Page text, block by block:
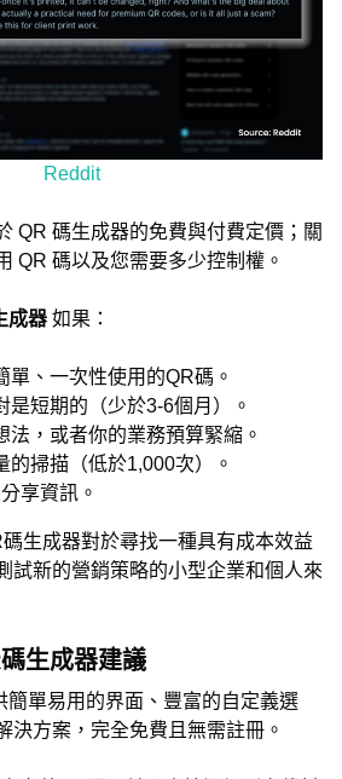
Reddit
QR 碼生成器的免費與付費定價；關
QR 碼以及您需要多少控制權。
成器 如果：
單、一次性使用的QR碼。
是短期的（少於3-6個月）。
法，或者你的業務預算緊縮。
的掃描（低於1,000次）。
享資訊。
生成器對於尋找一種具有成本效益
試新的營銷策略的小型企業和個人來
生成器建議
簡單易用的界面、豐富的自定義選
決方案，完全免費且無需註冊。